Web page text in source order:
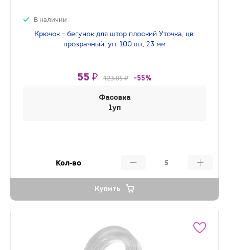
В наличии
Крючок - бегунок для штор плоский Уточка, цв.
прозрачный, уп. 100 шт, 23 мм
55 ₽ 123.05 ₽ -55%
Фасовка
1уп
Кол-во
Купить